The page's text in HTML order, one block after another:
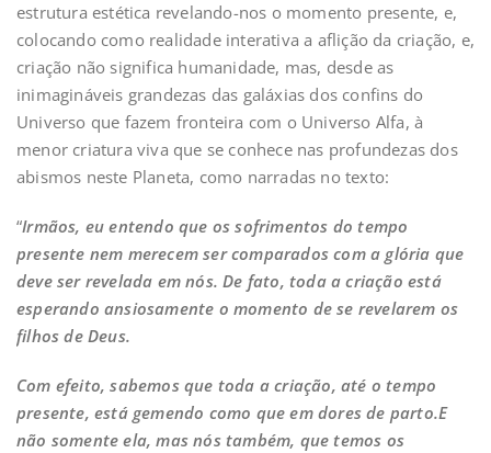
estrutura estética revelando-nos o momento presente, e,
colocando como realidade interativa a aflição da criação, e,
criação não significa humanidade, mas, desde as
inimagináveis grandezas das galáxias dos confins do
Universo que fazem fronteira com o Universo Alfa, à
menor criatura viva que se conhece nas profundezas dos
abismos neste Planeta, como narradas no texto:
“Irmãos, eu entendo que os sofrimentos do tempo
presente nem merecem ser comparados com a glória que
deve ser revelada em nós. De fato, toda a criação está
esperando ansiosamente o momento de se revelarem os
filhos de Deus.
Com efeito, sabemos que toda a criação, até o tempo
presente, está gemendo como que em dores de parto.E
não somente ela, mas nós também, que temos os